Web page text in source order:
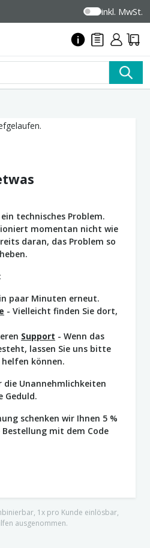
inkl. MwSt.
technisches Problem.
momentan nicht wie
daran, das Problem so
paar Minuten erneut.
- Vielleicht finden Sie dort,
Support - Wenn das
lassen Sie uns bitte
können.
Unannehmlichkeiten
Geduld.
schenken wir Ihnen 5 %
mit dem Code
1x pro Kunde einlösbar,
ausgenommen.